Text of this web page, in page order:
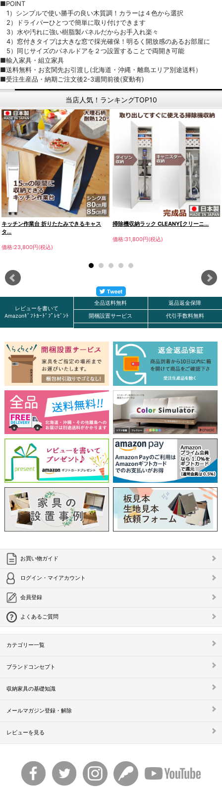
■POINT
1）シンプルで使い勝手の良い木質調！カラーは４色から選択
2）ドライバーひとつで簡単に取り付けできます
3）水や汚れに強い樹脂製パネルだからお手入れ楽々
4）窓付きタイプは大きな窓で採光確保！明るく開放感のあるお部屋に
5）同じサイズのパネルドアを２つ設置することで両開き可能
■輸入家具・組立家具
■送料無料・お玄関先お引渡し(北海道・沖縄・離島エリア別途送料）
■受注生産品・納期ご注文後2-3週間前後(変動有)
当店人気！ランキングTOP10
キッチン作業台 折りたたみできるキャス
タ...
価格:23,800円(税込)
掃除機収納ラック CLEANY[クリーニ...
価格:31,800円(税込)
レビューを書いて
Amazonｷﾞﾌﾄｶｰﾄﾞﾌﾟﾚｾﾞﾝﾄ
全品送料無料
開梱設置サービス
返品返金保障
代引手数料無料
お買い物ガイド
ログイン・マイアカウント
会員登録
よくあるご質問
カテゴリー一覧
ブランドコンセプト
収納家具の基礎知識
メールマガジン登録・解除
レビューを見る